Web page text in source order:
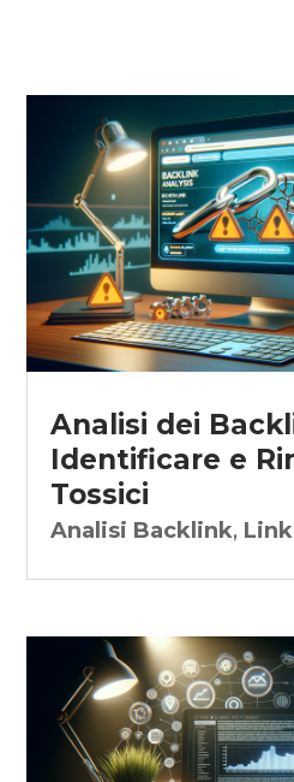
Analisi dei
Identificare e
Tossici
Analisi Backlink,